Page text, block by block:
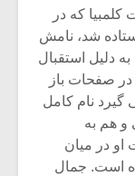
که در
شد، نامش
دلیل استقبال
در صفحات باز
گیرد نام کامل
هم به
او در میان
است. جمال